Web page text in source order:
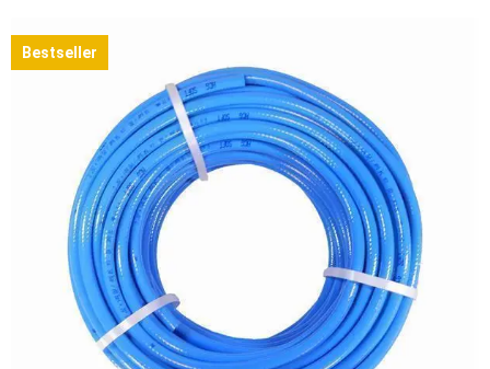
Bestseller